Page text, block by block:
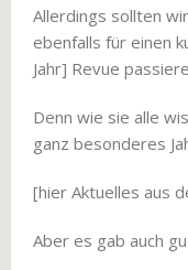
Allerdings sollten
ebenfalls für einen
Jahr] Revue
Denn wie sie alle
ganz besonderes
[hier Aktuelles aus
Aber es gab auch